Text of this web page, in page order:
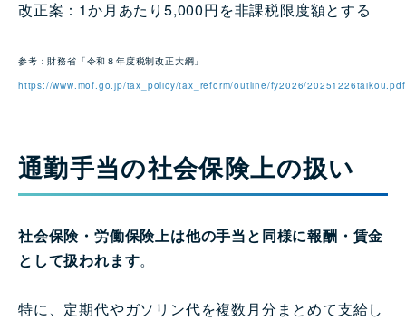
改正案：1か月あたり5,000円を非課税限度額とする
参考：財務省「令和８年度税制改正大綱」
https://www.mof.go.jp/tax_policy/tax_reform/outline/fy2026/20251226taikou.pdf
通勤手当の社会保険上の扱い
社会保険・労働保険上は他の手当と同様に報酬・賃金
として扱われます。
特に、定期代やガソリン代を複数月分まとめて支給し